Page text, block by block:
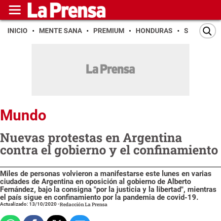
INICIO MENTE SANA PREMIUM HONDURAS SAN PEDRO
Mundo
Nuevas protestas en Argentina
contra el gobierno y el confinamiento
Miles de personas volvieron a manifestarse este lunes en varias
ciudades de Argentina en oposición al gobierno de Alberto
Fernández, bajo la consigna "por la justicia y la libertad", mientras
el país sigue en confinamiento por la pandemia de covid-19.
Actualizado: 13/10/2020-Redacción La Prensa